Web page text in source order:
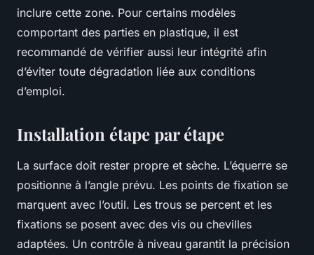
inclure cette zone. Pour certains modèles
comportant des parties en plastique, il est
recommandé de vérifier aussi leur intégrité afin
d’éviter toute dégradation liée aux conditions
d’emploi.
Installation étape par étape
La surface doit rester propre et sèche. L’équerre se
positionne à l’angle prévu. Les points de fixation se
marquent avec l’outil. Les trous se percent et les
fixations se posent avec des vis ou chevilles
adaptées. Un contrôle à niveau garantit la précision